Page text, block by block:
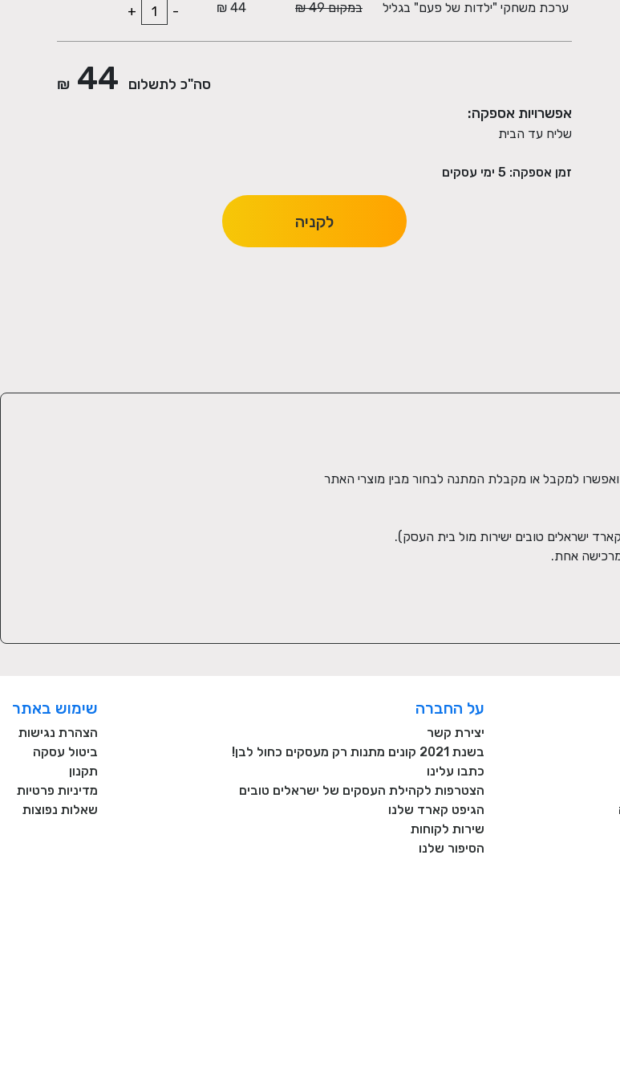
ערכת משחקי "ילדות של פעם" בגליל במקום 49 ₪ 44 ₪
-
+
סה"כ לתשלום 44
₪
אפשרויות אספקה:
שליח עד הבית
זמן אספקה: 5 ימי עסקים
לקניה
אחת.
על החברה
יצירת קשר
בשנת 2021 קונים מתנות רק מעסקים כחול לבן!
כתבו עלינו
הצטרפות לקהילת העסקים של ישראלים טובים
הגיפט קארד שלנו
שירות לקוחות
הסיפור שלנו
שימוש באתר
הצהרת נגישות
ביטול עסקה
תקנון
מדיניות פרטיות
שאלות נפוצות